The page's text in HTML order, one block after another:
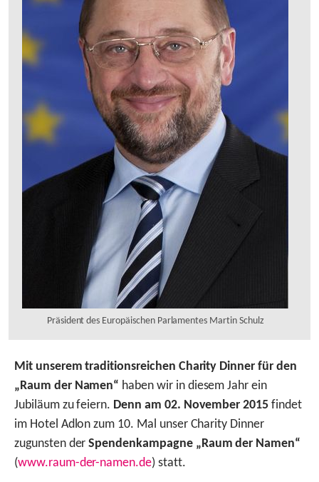
Präsident des Europäischen Parlamentes Martin Schulz
Mit unserem traditionsreichen Charity Dinner für den
„Raum der Namen“ haben wir in diesem Jahr ein
Jubiläum zu feiern. Denn am 02. November 2015 findet
im Hotel Adlon zum 10. Mal unser Charity Dinner
zugunsten derSpendenkampagne „Raum der Namen“
(www.raum-der-namen.de) statt.